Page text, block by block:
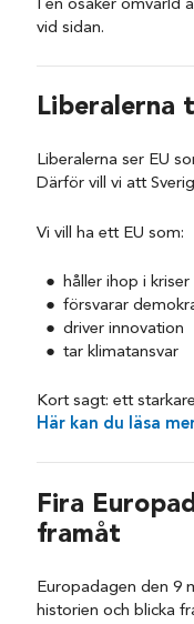
I en osäker omvärld
vid sidan.
Liberalerna
Liberalerna ser EU
Därför vill vi att
Vi vill ha ett EU som:
håller ihop i kriser
försvarar
driver innovation
tar klimatansvar
Kort sagt: ett
Här kan du läsa
Fira
framåt
Europadagen den 9
historien och blicka